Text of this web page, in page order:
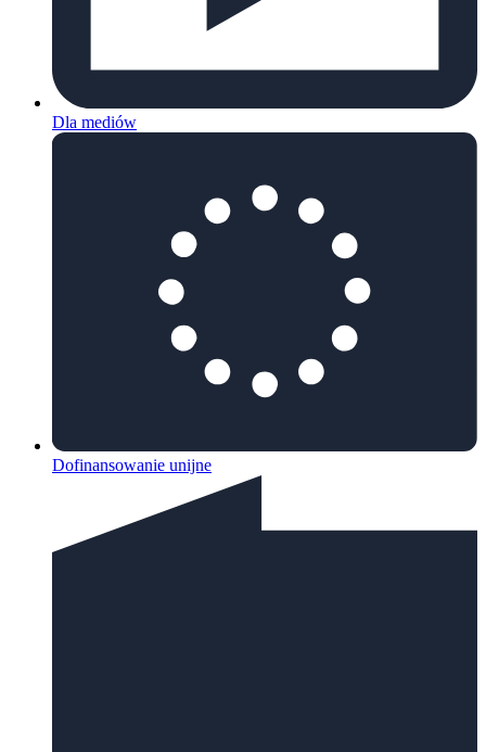
Dla mediów
Dofinansowanie unijne